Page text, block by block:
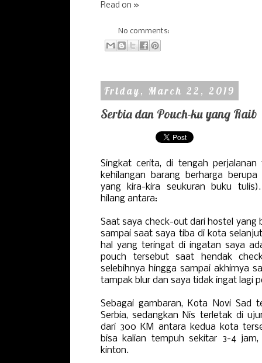
Read on »
No comments:
Friday, March 22, 2019
Serbia dan Pouch-ku yang Raib
Singkat cerita, di tengah perjalanan
kehilangan barang berharga
yang kira-kira seukuran buku
hilang antara:
Saat saya check-out dari hostel yang
sampai saat saya tiba di kota
hal yang teringat di ingatan saya
pouch tersebut saat hendak
selebihnya hingga sampai akhirnya
tampak blur dan saya tidak ingat lagi
Sebagai gambaran, Kota Novi Sad
Serbia, sedangkan Nis terletak di
dari 300 KM antara kedua kota
bisa kalian tempuh sekitar 3-4
kinton.